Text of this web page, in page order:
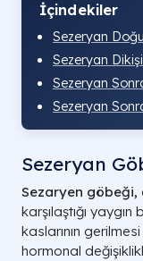
İçindekiler
Sezeryan
Sezeryan
Sezeryan
Sezeryan
Sezeryan
Sezaryen göbeği,
karşılaştığı
kaslarının
hormonal